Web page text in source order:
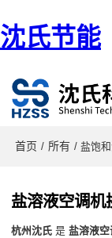
沈氏节能
首页 / 所有 / 盐饱
盐溶液空调机
杭州沈氏 是盐溶液